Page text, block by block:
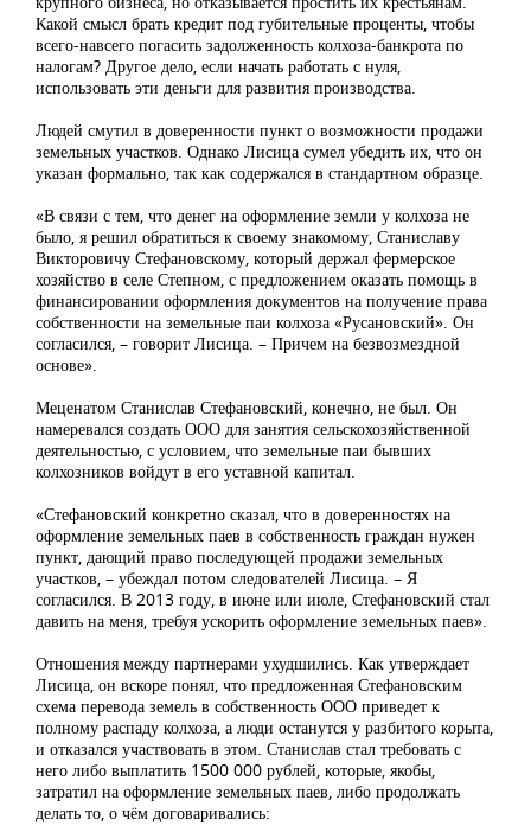
Какой смысл брать кредит под губительные проценты, чтобы
всего-навсего погасить задолженность колхоза-банкрота по
налогам? Другое дело, если начать работать с нуля,
использовать эти деньги для развития производства.
Людей смутил в доверенности пункт о возможности продажи
земельных участков. Однако Лисица сумел убедить их, что он
указан формально, так как содержался в стандартном образце.
«В связи с тем, что денег на оформление земли у колхоза не
было, я решил обратиться к своему знакомому, Станиславу
Викторовичу Стефановскому, который держал фермерское
хозяйство в селе Степном, с предложением оказать помощь в
финансировании оформления документов на получение права
собственности на земельные паи колхоза «Русановский». Он
согласился, – говорит Лисица. – Причем на безвозмездной
основе».
Меценатом Станислав Стефановский, конечно, не был. Он
намеревался создать ООО для занятия сельскохозяйственной
деятельностью, с условием, что земельные паи бывших
колхозников войдут в его уставной капитал.
«Стефановский конкретно сказал, что в доверенностях на
оформление земельных паев в собственность граждан нужен
пункт, дающий право последующей продажи земельных
участков, – убеждал потом следователей Лисица. – Я
согласился. В 2013 году, в июне или июле, Стефановский стал
давить на меня, требуя ускорить оформление земельных паев».
Отношения между партнерами ухудшились. Как утверждает
Лисица, он вскоре понял, что предложенная Стефановским
схема перевода земель в собственность ООО приведет к
полному распаду колхоза, а люди останутся у разбитого корыта,
и отказался участвовать в этом. Станислав стал требовать с
него либо выплатить 1500 000 рублей, которые, якобы,
затратил на оформление земельных паев, либо продолжать
делать то, о чём договаривались: